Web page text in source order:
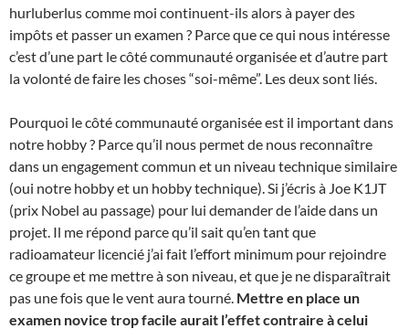
hurluberlus comme moi continuent-ils alors à payer des
impôts et passer un examen ? Parce que ce qui nous intéresse
c’est d’une part le côté communauté organisée et d’autre part
la volonté de faire les choses “soi-même”. Les deux sont liés.
Pourquoi le côté communauté organisée est il important dans
notre hobby ? Parce qu’il nous permet de nous reconnaître
dans un engagement commun et un niveau technique similaire
(oui notre hobby et un hobby technique). Si j’écris à Joe K1JT
(prix Nobel au passage) pour lui demander de l’aide dans un
projet. Il me répond parce qu’il sait qu’en tant que
radioamateur licencié j’ai fait l’effort minimum pour rejoindre
ce groupe et me mettre à son niveau, et que je ne disparaîtrait
pas une fois que le vent aura tourné. Mettre en place un
examen novice trop facile aurait l’effet contraire à celui